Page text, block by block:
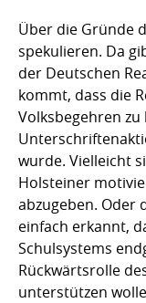
Über die Gründe
spekulieren. Da
der Deutschen
kommt, dass die
Volksbegehren
wurde. Vielleicht
Holsteiner
abzugeben. Oder
einfach erkannt,
Schulsystems
Rückwärtsrolle
unterstützen